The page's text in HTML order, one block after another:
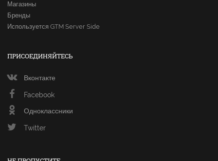
Магазины
Бренды
Используется GTM Server Side
ПРИСОЕДИНЯЙТЕСЬ
Вконтакте
Facebook
Одноклассники
Twitter